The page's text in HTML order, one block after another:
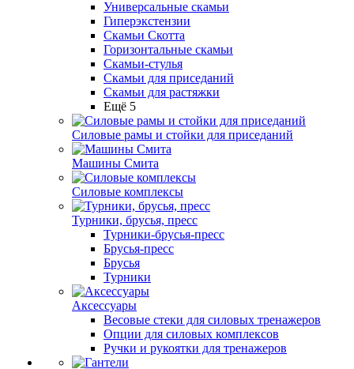
Универсальные скамьи
Гиперэкстензии
Скамьи Скотта
Горизонтальные скамьи
Скамьи-стулья
Скамьи для приседаний
Скамьи для растяжки
Ещё 5
Силовые рамы и стойки для приседаний
Машины Смита
Силовые комплексы
Турники, брусья, пресс
Турники-брусья-пресс
Брусья-пресс
Брусья
Турники
Аксессуары
Весовые стеки для силовых тренажеров
Опции для силовых комплексов
Ручки и рукоятки для тренажеров